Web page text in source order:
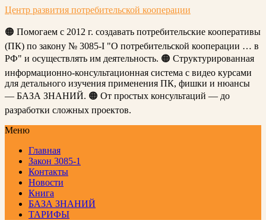
Центр развития потребительской кооперации
🟠 Помогаем с 2012 г. создавать потребительские кооперативы
(ПК) по закону № 3085-I "О потребительской кооперации … в
РФ" и осуществлять им деятельность. 🟠 Структурированная
информационно-консультационная система с видео курсами
для детального изучения применения ПК, фишки и нюансы
— БАЗА ЗНАНИЙ. 🟠 От простых консультаций — до
разработки сложных проектов.
Меню
Главная
Закон 3085-1
Контакты
Новости
Книга
БАЗА ЗНАНИЙ
ТАРИФЫ